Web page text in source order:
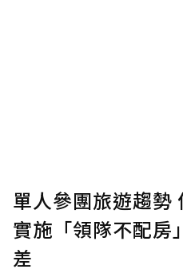
單人參團旅遊趨
實施「領隊不配房
差